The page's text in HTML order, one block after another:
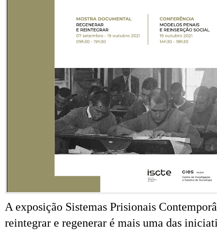
A exposição Sistemas Prisionais
reintegrar e regenerar é mais uma das